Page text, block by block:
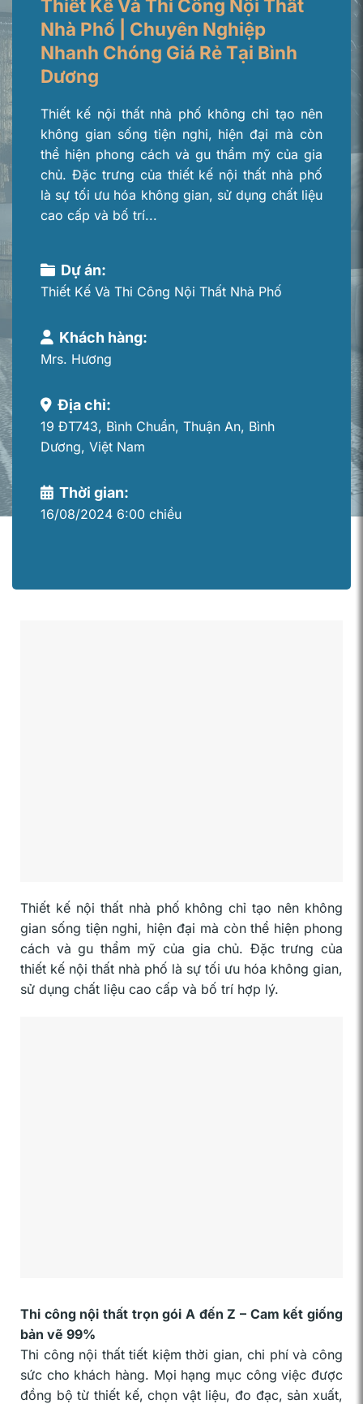
Thiết Kế Và Thi Công Nội Thất
Nhà Phố | Chuyên Nghiệp
Nhanh Chóng Giá Rẻ Tại Bình
Dương
Thiết kế nội thất nhà phố không chỉ tạo nên
không gian sống tiện nghi, hiện đại mà còn
thể hiện phong cách và gu thẩm mỹ của gia
chủ. Đặc trưng của thiết kế nội thất nhà phố
là sự tối ưu hóa không gian, sử dụng chất liệu
cao cấp và bố trí...
Dự án:
Thiết Kế Và Thi Công Nội Thất Nhà Phố
Khách hàng:
Mrs. Hương
Địa chỉ:
19 ĐT743, Bình Chuẩn, Thuận An, Bình
Dương, Việt Nam
Thời gian:
16/08/2024 6:00 chiều
Thiết kế nội thất nhà phố không chỉ tạo nên không
gian sống tiện nghi, hiện đại mà còn thể hiện phong
cách và gu thẩm mỹ của gia chủ. Đặc trưng của
thiết kế nội thất nhà phố là sự tối ưu hóa không gian,
sử dụng chất liệu cao cấp và bố trí hợp lý.
Thi công nội thất trọn gói A đến Z – Cam kết giống
bản vẽ 99%
Thi công nội thất tiết kiệm thời gian, chi phí và công
sức cho khách hàng. Mọi hạng mục công việc được
đồng bộ từ thiết kế, chọn vật liệu, đo đạc, sản xuất,